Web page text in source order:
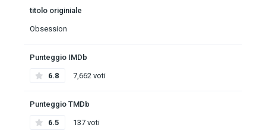
titolo originiale
Obsession
Punteggio IMDb
6.8 7,662 voti
Punteggio TMDb
6.5 137 voti